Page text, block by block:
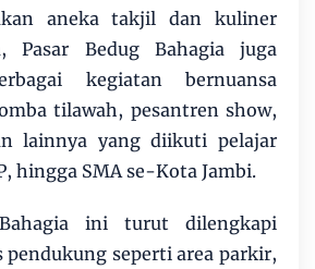
aneka takjil dan kuliner
Pasar Bedug Bahagia juga
kegiatan bernuansa
tilawah, pesantren show,
lainnya yang diikuti pelajar
hingga SMA se-Kota Jambi.
ini turut dilengkapi
pendukung seperti area parkir,